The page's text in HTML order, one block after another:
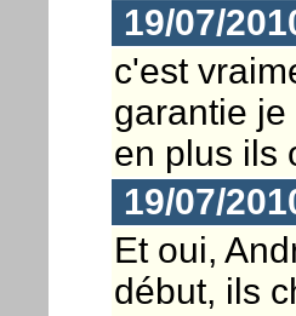
19/07/
c'est
garantie
en plus ils
19/07/
Et oui,
début, ils